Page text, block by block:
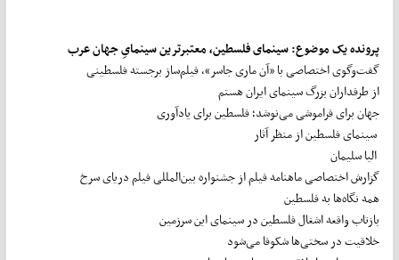
پرونده یک موضوع: سینمای فلسطین، معتبرترین سینمایِ جهان عرب
گفت‌وگوی اختصاصی با «آن ماری جاسر»، فیلم‌ساز برجسته فلسطینی
از طرفداران بزرگ سینمای ایران هستم
جهان برای فراموشی می‌نوشد؛ فلسطین برای یادآوری
سینمای فلسطین از منظر آثار
الیا سلیمان
گزارش اختصاصی ماهنامه فیلم از جشنواره بین‌المللی فیلم دریای سرخ
همه نگاه‌ها به فلسطین
بازتاب واقعه اشغال فلسطین در سینمای این سرزمین
خلاقیت در سختی‌ها شکوفا می‌شود